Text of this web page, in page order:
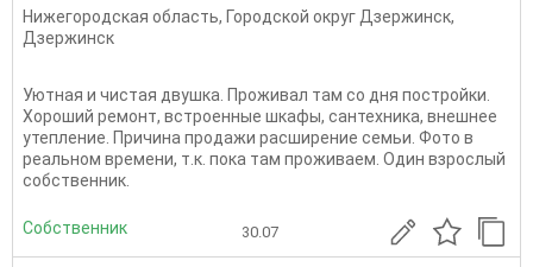
Нижегородская область, Городской округ Дзержинск,
Дзержинск
Уютная и чистая двушка. Проживал там со дня постройки.
Хороший ремонт, встроенные шкафы, сантехника, внешнее
утепление. Причина продажи расширение семьи. Фото в
реальном времени, т.к. пока там проживаем. Один взрослый
собственник.
Собственник 30.07